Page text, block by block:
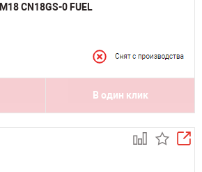
M18 CN18GS-0 FUEL
В один клик